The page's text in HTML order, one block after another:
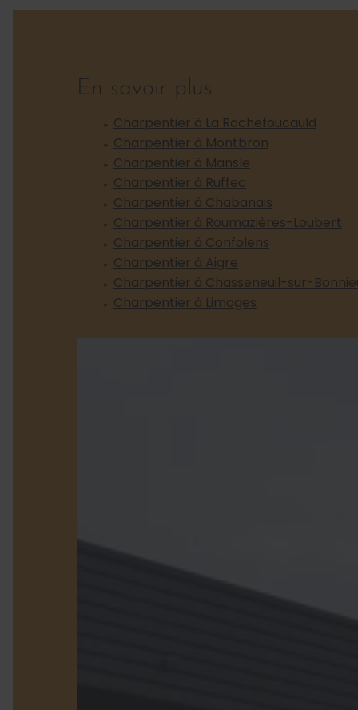
En savoir plus
Charpentier à La Rochefoucauld
Charpentier à Montbron
Charpentier à Mansle
Charpentier à Ruffec
Charpentier à Chabanais
Charpentier à Roumazières-Loubert
Charpentier à Confolens
Charpentier à Aigre
Charpentier à Chasseneuil-sur-
Charpentier à Limoges